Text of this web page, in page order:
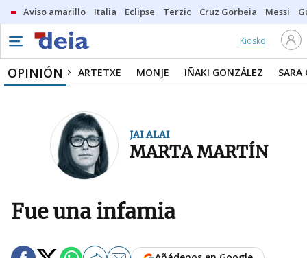
Aviso amarillo Italia Eclipse Terzic Cruz Gorbeia Messi
Kiosko
OPINIÓN ARTETXE MONJE IÑAKI GONZÁLEZ SARA
JAI ALAI
MARTA MARTÍN
Fue una infamia